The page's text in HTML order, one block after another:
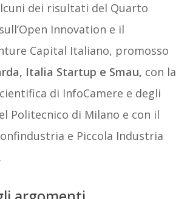
dei risultati del Quarto
Innovation e il
Capital Italiano, promosso
Italia Startup e Smau, con la
di InfoCamere e degli
Politecnico di Milano e con il
e Piccola Industria